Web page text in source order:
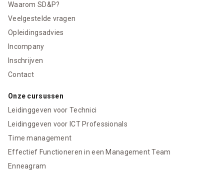
Waarom SD&P?
Veelgestelde vragen
Opleidingsadvies
Incompany
Inschrijven
Contact
Onze cursussen
Leidinggeven voor Technici
Leidinggeven voor ICT Professionals
Time management
Effectief Functioneren in een Management Team
Enneagram